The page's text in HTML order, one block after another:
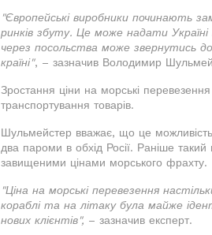
"Європейські виробники починають
ринків збуту. Це може надати Україні
через посольства може звернутись
країні", – зазначив Володимир
Зростання ціни на морські
транспортування товарів.
Шульмейстер вважає, що це
два пароми в обхід Росії. Раніше
завищеними цінами морського фрахту.
"Ціна на морські перевезення
кораблі та на літаку була майже
нових клієнтів", – зазначив експерт.